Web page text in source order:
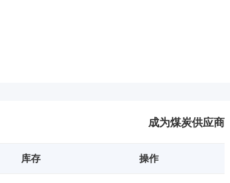
成为煤炭供应商
库存 操作